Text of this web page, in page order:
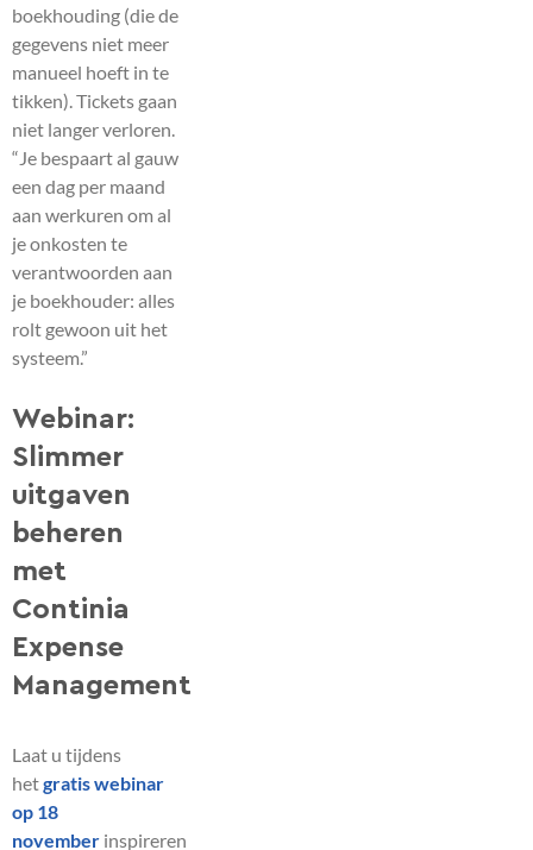
boekhouding (die de
gegevens niet meer
manueel hoeft in te
tikken). Tickets gaan
niet langer verloren.
“Je bespaart al gauw
een dag per maand
aan werkuren om al
je onkosten te
verantwoorden aan
je boekhouder: alles
rolt gewoon uit het
systeem.”
Webinar:
Slimmer
uitgaven
beheren
met
Continia
Expense
Management
Laat u tijdens
hetgratis webinar
op 18
november inspireren